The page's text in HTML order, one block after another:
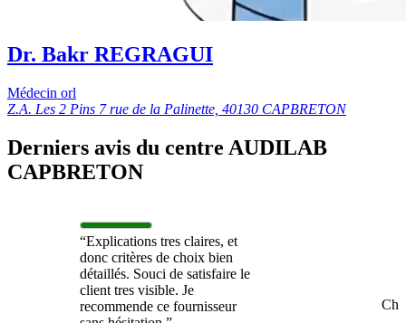
Dr. Bakr REGRAGUI
Médecin orl
Z.A. Les 2 Pins 7 rue de la Palinette, 40130 CAPBRETON
Derniers avis du centre AUDILAB
CAPBRETON
“Explications tres claires, et
donc critères de choix bien
détaillés. Souci de satisfaire le
client tres visible. Je
recommende ce fournisseur